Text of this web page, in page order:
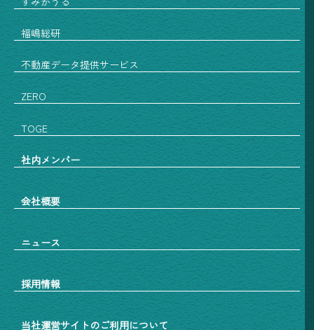
福嶋総研
不動産データ提供サービス
ZERO
TOGE
社内メンバー
会社概要
ニュース
採用情報
当社運営サイトのご利用について